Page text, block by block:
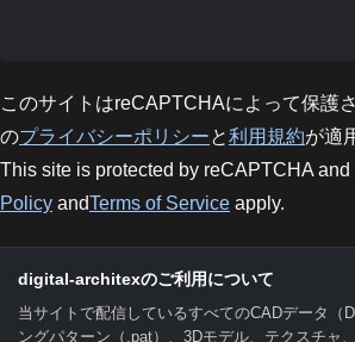
このサイトはreCAPTCHAによって保護
のプライバシーポリシーと利用規約が適
This site is protected by reCAPTCHA and
Policy andTerms of Service apply.
digital-architexのご利用について
当サイトで配信しているすべてのCADデータ（
ングパターン（.pat）、3Dモデル、テクスチャ